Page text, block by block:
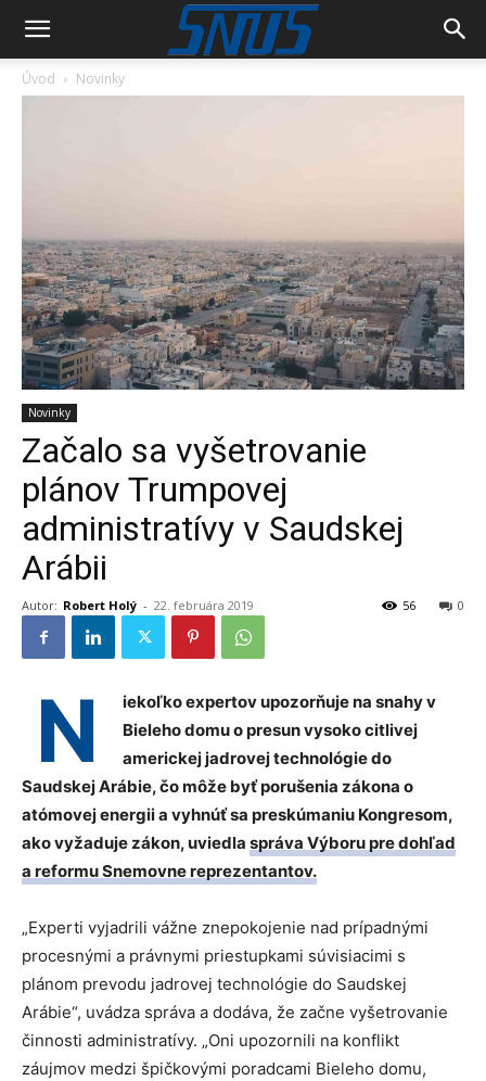
Úvod Novinky
Novinky
Začalo sa vyšetrovanie
plánov Trumpovej
administratívy v Saudskej
Arábii
Autor: Robert Holý - 22. februára 2019 0
56
N
iekoľko expertov upozorňuje na snahy v
Bieleho domu o presun vysoko citlivej
americkej jadrovej technológie do
Saudskej Arábie, čo môže byť porušenia zákona o
atómovej energii a vyhnúť sa preskúmaniu Kongresom,
ako vyžaduje zákon, uviedla správa Výboru pre dohľad
a reformu Snemovne reprezentantov.
„Experti vyjadrili vážne znepokojenie nad prípadnými
procesnými a právnymi priestupkami súvisiacimi s
plánom prevodu jadrovej technológie do Saudskej
Arábie“, uvádza správa a dodáva, že začne vyšetrovanie
činnosti administratívy. „Oni upozornili na konflikt
záujmov medzi špičkovými poradcami Bieleho domu,